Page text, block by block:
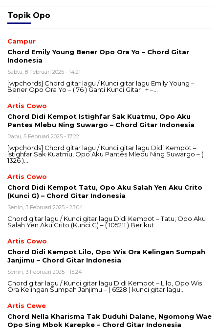
Topik Opo
Campur
Chord Emily Young Bener Opo Ora Yo – Chord Gitar
Indonesia
Sabtu, 8 Februari 2025 - 14:21
[wpchords] Chord gitar lagu / Kunci gitar lagu Emily Young –
Bener Opo Ora Yo – ( 76 ) Ganti Kunci Gitar : + –…
Artis Cowo
Chord Didi Kempot Istighfar Sak Kuatmu, Opo Aku
Pantes Mlebu Ning Suwargo – Chord Gitar Indonesia
Rabu, 5 Februari 2025 - 17:22
[wpchords] Chord gitar lagu / Kunci gitar lagu Didi Kempot –
Istighfar Sak Kuatmu, Opo Aku Pantes Mlebu Ning Suwargo – (
1326 )…
Artis Cowo
Chord Didi Kempot Tatu, Opo Aku Salah Yen Aku Crito
(Kunci G) – Chord Gitar Indonesia
Senin, 3 Februari 2025 - 23:04
Chord gitar lagu / Kunci gitar lagu Didi Kempot – Tatu, Opo Aku
Salah Yen Aku Crito (Kunci G) – ( 105211 ) Berikut…
Artis Cowo
Chord Didi Kempot Lilo, Opo Wis Ora Kelingan Sumpah
Janjimu – Chord Gitar Indonesia
Senin, 3 Februari 2025 - 15:24
Chord gitar lagu / Kunci gitar lagu Didi Kempot – Lilo, Opo Wis
Ora Kelingan Sumpah Janjimu – ( 6528 ) kunci gitar lagu…
Artis Cewe
Chord Nella Kharisma Tak Duduhi Dalane, Ngomong Wae
Opo Sing Mbok Karepke – Chord Gitar Indonesia